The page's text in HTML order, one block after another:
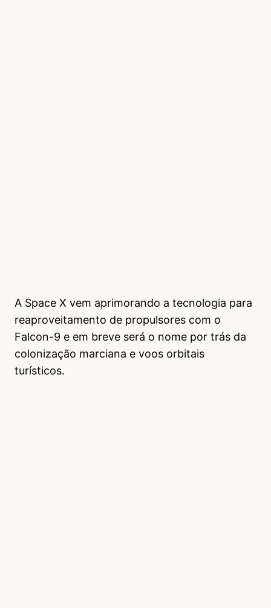
A Space X vem aprimorando a tecnologia para
reaproveitamento de propulsores com o
Falcon-9 e em breve será o nome por trás da
colonização marciana e voos orbitais
turísticos.